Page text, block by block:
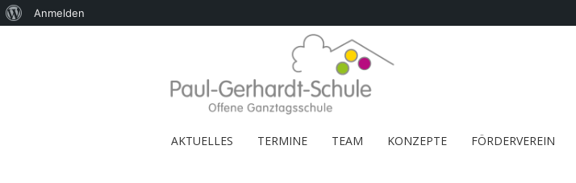
AKTUELLES TERMINE TEAM KONZEPTE FÖRDERVEREIN
Über
Anmelden